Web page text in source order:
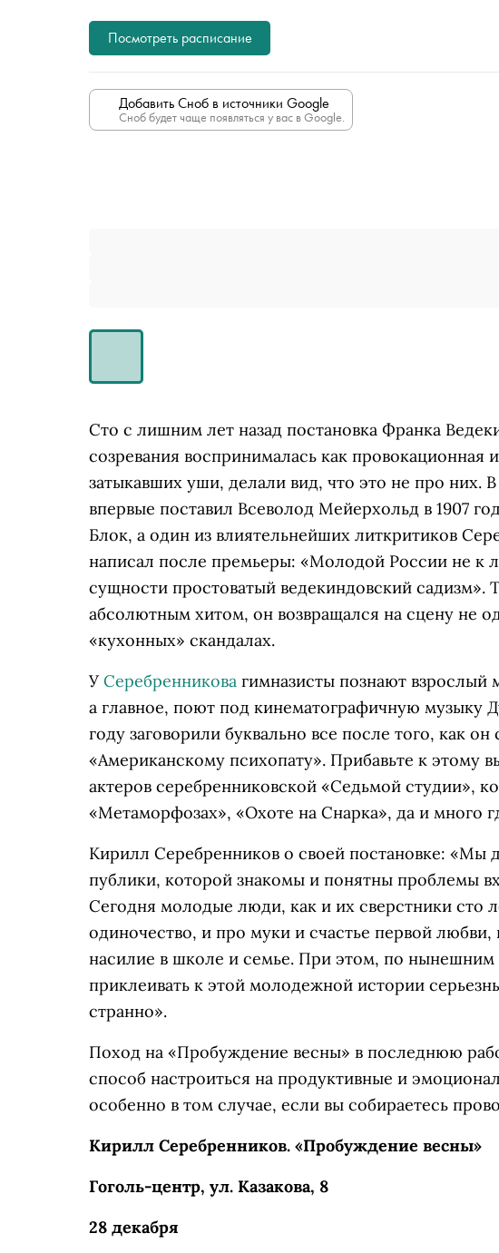
Посмотреть расписание
Добавить Сноб в источники Google
Сноб будет чаще появляться у вас в Google.
Сто с лишним лет назад постановка Франка
созревания воспринималась как провокационная
затыкавших уши, делали вид, что это не про них.
впервые поставил Всеволод Мейерхольд в 1907
Блок, а один из влиятельнейших литкритиков
написал после премьеры: «Молодой России не к
сущности простоватый ведекиндовский садизм».
абсолютным хитом, он возвращался на сцену не
«кухонных» скандалах.
УСеребренникова гимназисты познают взрослый
а главное, поют под кинематографичную музыку
году заговорили буквально все после того, как
«Американскому психопату». Прибавьте к этому
актеров серебренниковской «Седьмой студии»,
«Метаморфозах», «Охоте на Снарка», да и много
Кирилл Серебренников о своей постановке: «Мы
публики, которой знакомы и понятны проблемы
Сегодня молодые люди, как и их сверстники сто
одиночество, и про муки и счастье первой
насилие в школе и семье. При этом, по
приклеивать к этой молодежной истории
странно».
Поход на «Пробуждение весны» в последнюю
способ настроиться на продуктивные и
особенно в том случае, если вы собираетесь
Кирилл Серебренников. «Пробуждение весны»
Гоголь-центр, ул. Казакова, 8
28 декабря